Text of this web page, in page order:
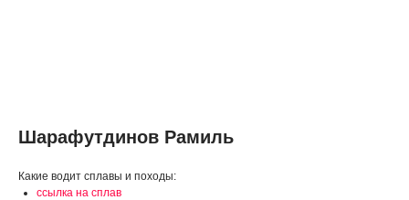
Шарафутдинов Рамиль
Какие водит сплавы и походы:
ссылка на сплав